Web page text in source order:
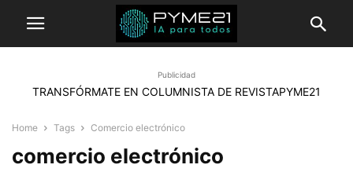
Publicidad
TRANSFÓRMATE EN COLUMNISTA DE REVISTAPYME21
Home Tags Comercio electrónico
comercio electrónico